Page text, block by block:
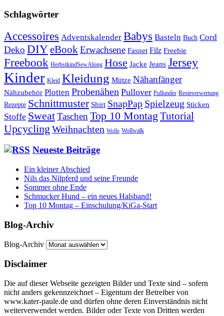
Schlagwörter
Accessoires Adventskalender Babys Basteln Buch Cord
Deko DIY eBook Erwachsene Fasnet Filz Freebie
Freebook HerbstkindSewAlong Hose Jacke Jeans Jersey
Kinder Kleid Kleidung Mütze Nähanfänger
Nähzubehör Plotten Probenähen Pullover Pullunder Resteverwertung
Rezepte Schnittmuster Shirt SnapPap Spielzeug Sticken
Stoffe SweatTaschen Top 10 Montag Tutorial
Upcycling Weihnachten Wolle Wollwalk
Neueste Beiträge
Ein kleiner Abschied
Nils das Nilpferd und seine Freunde
Sommer ohne Ende
Schmucker Hund – ein neues Halsband!
Top 10 Montag – Einschulung/KiGa-Start
Blog-Archiv
Blog-Archiv
Disclaimer
Die auf dieser Webseite gezeigten Bilder und Texte sind – sofern
nicht anders gekennzeichnet – Eigentum der Betreiber von
www.kater-paule.de und dürfen ohne deren Einverständnis nicht
weiterverwendet werden. Bilder oder Texte von Dritten werden